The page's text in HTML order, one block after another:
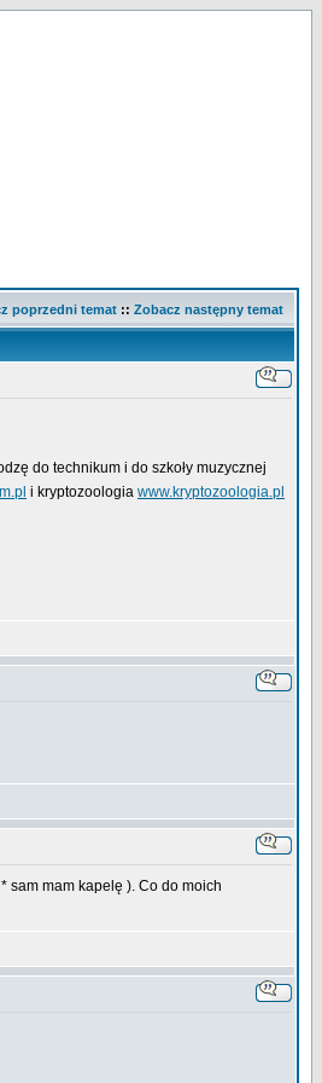
poprzedni temat :: Zobacz następny temat
do technikum i do szkoły muzycznej
i kryptozoologia www.kryptozoologia.pl
sam mam kapelę ). Co do moich